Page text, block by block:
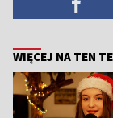
WIĘCEJ NA TEN